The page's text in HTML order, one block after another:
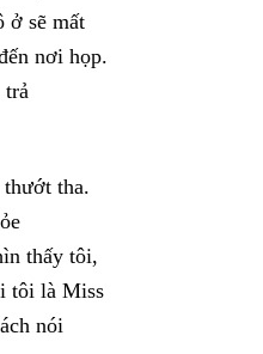
ở sẽ mất
nơi họp.
thướt tha.
thấy tôi,
tôi là Miss
nói